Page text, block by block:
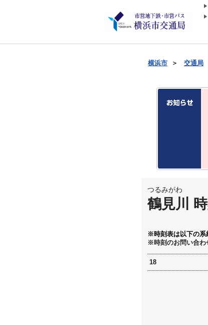
横浜市 ＞ 交通局
つるみがわ
鶴見川
※時刻表は以下の系
※時刻のお問い合わ
18